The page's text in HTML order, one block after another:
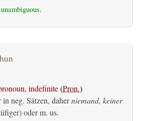
unambiguous.
indefinite(Pron.)
in neg. Sätzen, daherniemand, keiner
oder m. us.